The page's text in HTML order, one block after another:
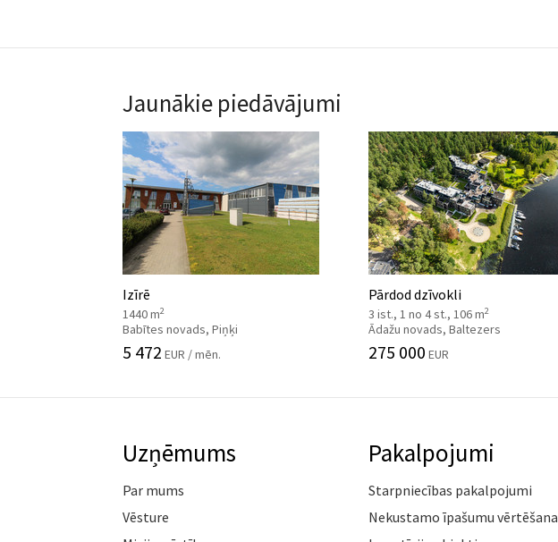
Jaunākie piedāvājumi
Izīrē
1440 m2
Babītes novads, Piņķi
5 472 EUR / mēn.
Pārdod dzīvokli
3 ist., 1 no 4 st., 106 m2
Ādažu novads, Baltezers
275 000 EUR
Uzņēmums
Par mums
Vēsture
Pakalpojumi
Starpniecības pakalpojumi
Nekustamo īpašumu vērtēšana